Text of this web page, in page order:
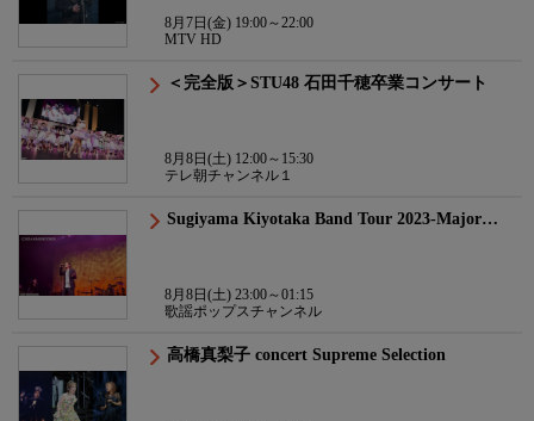
8月7日(金) 19:00～22:00
MTV HD
＜完全版＞STU48 石田千穂卒業コンサート
8月8日(土) 12:00～15:30
テレ朝チャンネル１
Sugiyama Kiyotaka Band Tour 2023-Major…
8月8日(土) 23:00～01:15
歌謡ポップスチャンネル
高橋真梨子 concert Supreme Selection